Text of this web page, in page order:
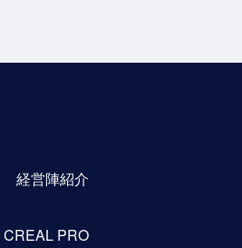
経営陣紹介
CREAL PRO